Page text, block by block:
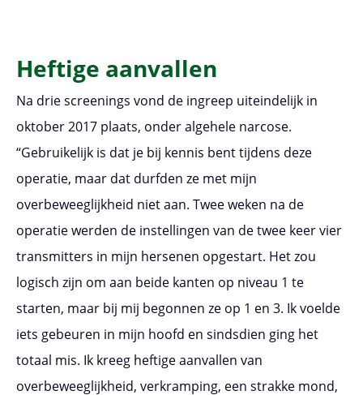
Heftige aanvallen
Na drie screenings vond de ingreep uiteindelijk in
oktober 2017 plaats, onder algehele narcose.
“Gebruikelijk is dat je bij kennis bent tijdens deze
operatie, maar dat durfden ze met mijn
overbeweeglijkheid niet aan. Twee weken na de
operatie werden de instellingen van de twee keer vier
transmitters in mijn hersenen opgestart. Het zou
logisch zijn om aan beide kanten op niveau 1 te
starten, maar bij mij begonnen ze op 1 en 3. Ik voelde
iets gebeuren in mijn hoofd en sindsdien ging het
totaal mis. Ik kreeg heftige aanvallen van
overbeweeglijkheid, verkramping, een strakke mond,